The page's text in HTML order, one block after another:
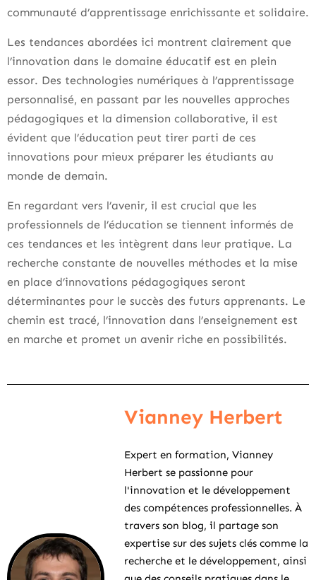
communauté d’apprentissage enrichissante et solidaire.
Les tendances abordées ici montrent clairement que
l’innovation dans le domaine éducatif est en plein
essor. Des technologies numériques à l’apprentissage
personnalisé, en passant par les nouvelles approches
pédagogiques et la dimension collaborative, il est
évident que l’éducation peut tirer parti de ces
innovations pour mieux préparer les étudiants au
monde de demain.
En regardant vers l’avenir, il est crucial que les
professionnels de l’éducation se tiennent informés de
ces tendances et les intègrent dans leur pratique. La
recherche constante de nouvelles méthodes et la mise
en place d’innovations pédagogiques seront
déterminantes pour le succès des futurs apprenants. Le
chemin est tracé, l’innovation dans l’enseignement est
en marche et promet un avenir riche en possibilités.
Vianney Herbert
Expert en formation, Vianney
Herbert se passionne pour
l'innovation et le développement
des compétences professionnelles. À
travers son blog, il partage son
expertise sur des sujets clés comme la
recherche et le développement, ainsi